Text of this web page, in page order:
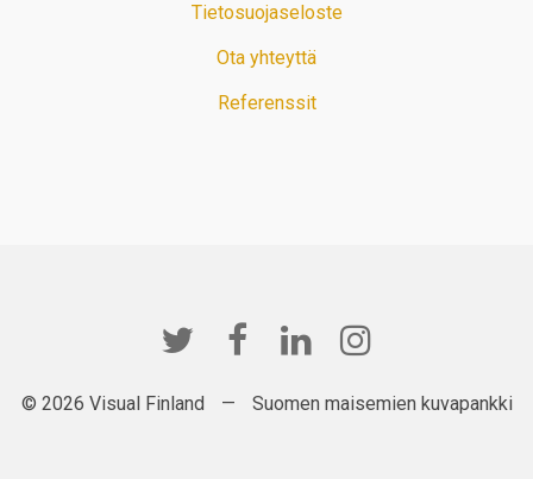
Tietosuojaseloste
Ota yhteyttä
Referenssit
© 2026 Visual Finland — Suomen maisemien kuvapankki